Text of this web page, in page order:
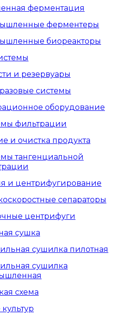
ферментация
ферментеры
биореакторы
и резервуары
системы
оборудование
фильтрации
и очистка продукта
тангенциальной
и центрифугирование
сепараторы
центрифуги
сушка
сушилка пилотная
сушилка
схема